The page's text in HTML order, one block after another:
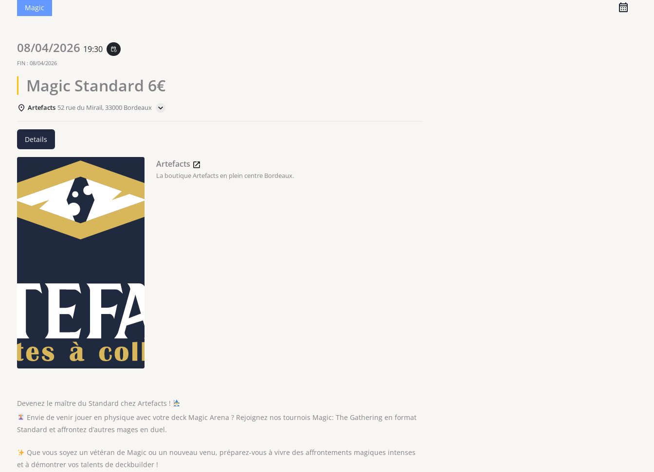
Magic
08/04/2026 19:30 event_repeat
FIN : 08/04/2026
Magic Standard 6€
Artefacts 52 rue du Mirail, 33000 Bordeaux
Details
Artefacts
La boutique Artefacts en plein centre Bordeaux.
Devenez le maître du Standard chez Artefacts !
Envie de venir jouer en physique avec votre deck Magic Arena ? Rejoignez nos tournois Magic: The Gathering en format
Standard et affrontez d’autres mages en duel.
Que vous soyez un vétéran de Magic ou un nouveau venu, préparez-vous à vivre des affrontements magiques intenses
et à démontrer vos talents de deckbuilder !